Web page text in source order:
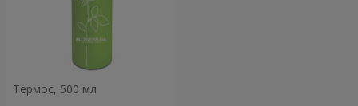
Термос, 500 мл